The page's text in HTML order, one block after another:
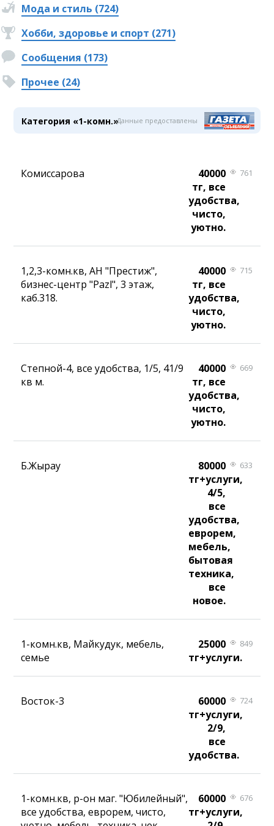
Мода и стиль (724)
Хобби, здоровье и спорт (271)
Сообщения (173)
Прочее (24)
Категория «1-комн.»Данные предоставлены
Комиссарова
40000
тг, все
удобства,
чисто,
уютно.
761
1,2,3-комн.кв, АН "Престиж",
бизнес-центр "Pazl", 3 этаж,
каб.318.
40000
тг, все
удобства,
чисто,
уютно.
715
Степной-4, все удобства, 1/5, 41/9
кв м.
40000
тг, все
удобства,
чисто,
уютно.
669
Б.Жырау
80000
тг+услуги,
4/5,
все
удобства,
еврорем,
мебель,
бытовая
техника,
все
новое.
633
1-комн.кв, Майкудук, мебель,
семье
25000
тг+услуги.
849
Восток-3
60000
тг+услуги,
2/9,
все
удобства.
724
1-комн.кв, р-он маг. "Юбилейный",
все удобства, еврорем, чисто,
60000
тг+услуги,
676